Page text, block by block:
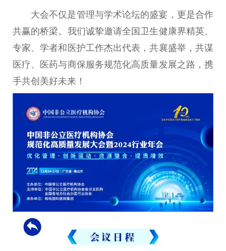
大会不仅是管理与学术论坛的盛宴，更是合作
共赢的桥梁。我们诚挚邀请全国卫生健康界精英、
专家、学者和医护工作杰出代表，共襄盛举，共谋
医疗、医药与商保服务规范化高质量发展之路，携
手共创美好未来！